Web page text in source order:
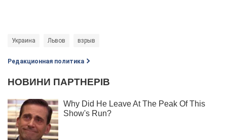
Украина Львов взрыв
Редакционная политика